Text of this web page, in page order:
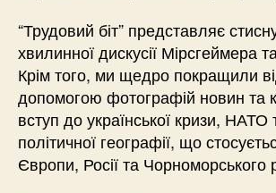
“Трудовий біт” представляє
хвилинної дискусії Мірсгеймера
Крім того, ми щедро покращили
допомогою фотографій новин та
вступ до української кризи, НАТО
політичної географії, що
Європи, Росії та Чорноморського